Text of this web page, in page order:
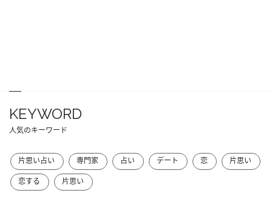
KEYWORD
人気のキーワード
片思い占い 専門家 占い デート 恋
片思い
恋する
片思い